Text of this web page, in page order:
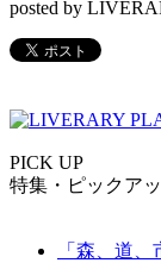
posted by
PICK UP
特集・ピックア
「森、道